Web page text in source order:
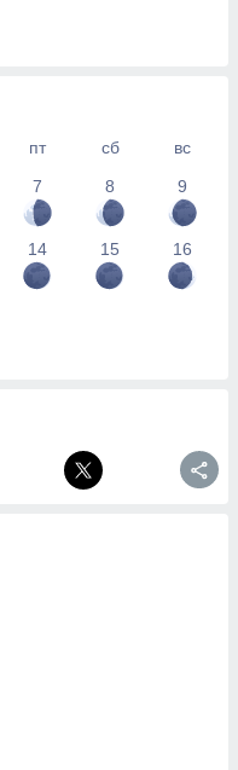
пт сб
вс
7
8 9
14 15 16